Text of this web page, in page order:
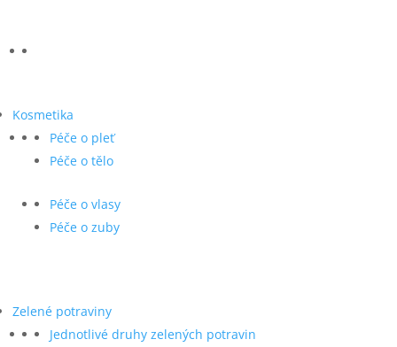
Kosmetika
Péče o pleť
Péče o tělo
Péče o vlasy
Péče o zuby
Zelené potraviny
Jednotlivé druhy zelených potravin